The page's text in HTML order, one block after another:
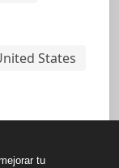
States
tu